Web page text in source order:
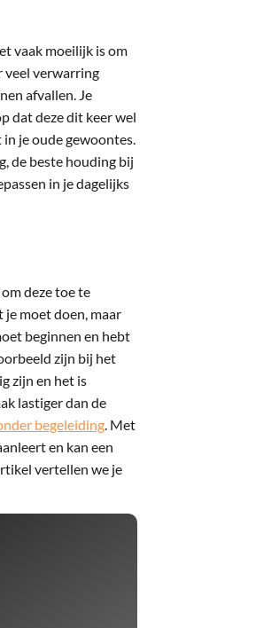
vaak moeilijk is om
veel verwarring
afvallen. Je
dat deze dit keer wel
je oude gewoontes.
de beste houding bij
in je dagelijks
deze toe te
je moet doen, maar
beginnen en hebt
zijn bij het
zijn en het is
lastiger dan de
begeleiding . Met
en kan een
vertellen we je